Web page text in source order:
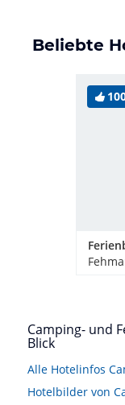
Beliebte
Camping- und
Blick
Alle Hotelinfos
Hotelbilder von